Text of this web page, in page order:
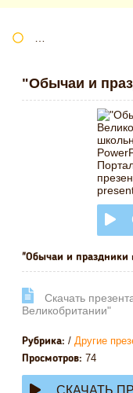
"Обычаи и
"Обычаи и праздники
Cкачать
Великобритании"
Рубрика: / Другие
Просмотров: 74
СКАЧАТЬ